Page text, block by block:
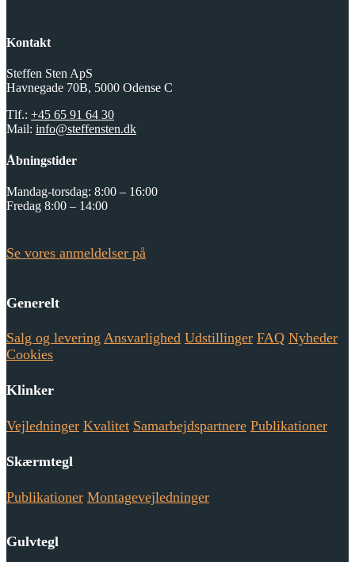
Kontakt
Steffen Sten ApS
Havnegade 70B, 5000 Odense C
Tlf.: +45 65 91 64 30
Mail: info@steffensten.dk
Åbningstider
Mandag-torsdag: 8:00 – 16:00
Fredag 8:00 – 14:00
Se vores anmeldelser på
Generelt
Salg og levering Ansvarlighed Udstillinger FAQ Nyheder
Cookies
Klinker
Vejledninger Kvalitet Samarbejdspartnere Publikationer
Skærmtegl
Publikationer Montagevejledninger
Gulvtegl